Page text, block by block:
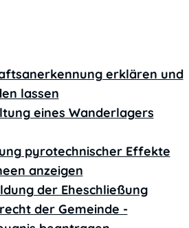
erklären und
lassen
eines Wanderlagers
pyrotechnischer Effekte
anzeigen
der Eheschließung
der Gemeinde -